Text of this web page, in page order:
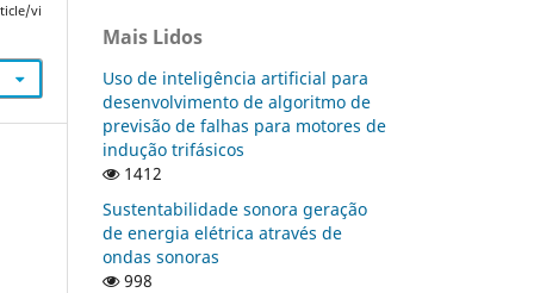
vi
Mais Lidos
Uso de inteligência artificial para
desenvolvimento de algoritmo de
previsão de falhas para motores de
indução trifásicos
1412
Sustentabilidade sonora geração
de energia elétrica através de
ondas sonoras
998